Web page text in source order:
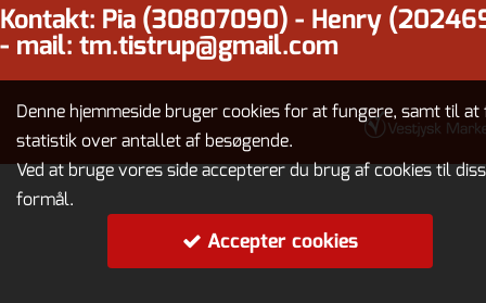
Kontakt: Pia (30807090) - Henry
- mail: tm.tistrup@gmail.com
Denne hjemmeside bruger cookies for at fungere, samt til at
statistik over antallet af besøgende.
Ved at bruge vores side accepterer du brug af cookies til
formål.
Accepter cookies